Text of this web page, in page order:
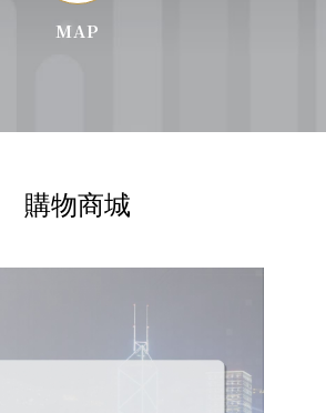
MAP
購物商城